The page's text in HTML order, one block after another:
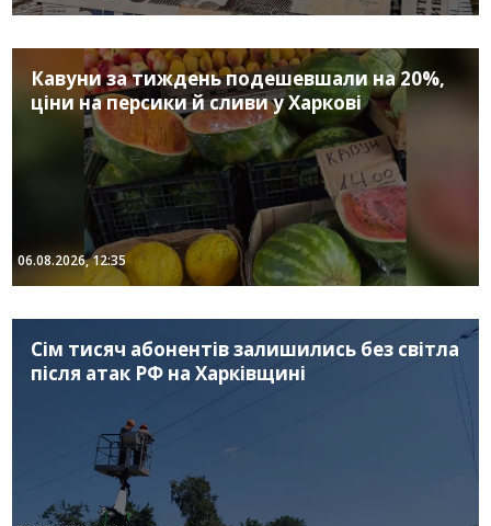
Кавуни за тиждень подешевшали на 20%,
ціни на персики й сливи у Харкові
06.08.2026, 12:35
Сім тисяч абонентів залишились без світла
після атак РФ на Харківщині